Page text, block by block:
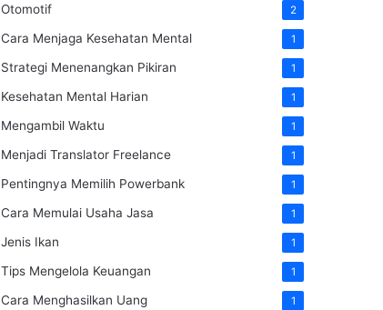
Otomotif 2
Cara Menjaga Kesehatan Mental 1
Strategi Menenangkan Pikiran 1
Kesehatan Mental Harian 1
Mengambil Waktu 1
Menjadi Translator Freelance 1
Pentingnya Memilih Powerbank 1
Cara Memulai Usaha Jasa 1
Jenis Ikan 1
Tips Mengelola Keuangan 1
Cara Menghasilkan Uang 1